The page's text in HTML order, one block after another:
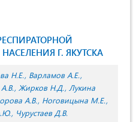
Г. ЯКУТСКА
Н.Е. Варламов А.Е.
Жирков Н.Д.
Лукина
А.В. Ноговицына М.Е.
Чурустаев Д.В.